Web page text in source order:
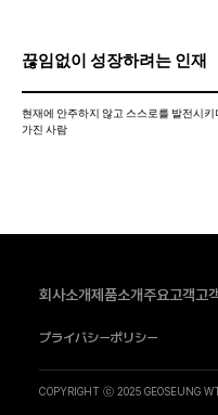
끊임없이 성장하려는 인재
현재에 안주하지 않고 스스로를 발전시
가진 사람
회사소개제품소개주요고객고
プライバシーポリシー
COPYRIGHT ⓒ 2025 GEOSEUNG